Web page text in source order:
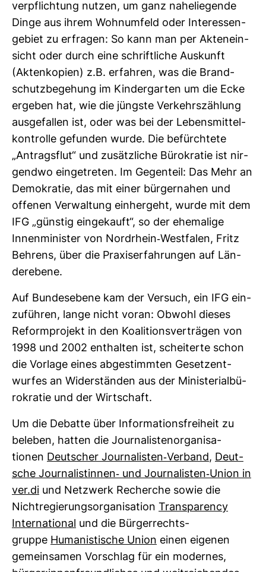
ver­pflich­tung nutzen, um ganz nahe­lie­gende
Dinge aus ihrem Wohn­um­feld oder Inter­es­sen­
ge­biet zu erfragen: So kann man per Akten­ein­
sicht oder durch eine schrift­liche Aus­kunft
(Akten­ko­pien) z.B. erfahren, was die Brand­
schutz­be­ge­hung im Kin­der­garten um die Ecke
ergeben hat, wie die jüngste Ver­kehrs­zäh­lung
aus­ge­fallen ist, oder was bei der Lebens­mit­tel­
kon­trolle gefunden wurde. Die befürch­tete
„Antrags­flut“ und zusätz­liche Büro­kratie ist nir­
gendwo ein­ge­treten. Im Gegen­teil: Das Mehr an
Demo­kratie, das mit einer bür­ger­nahen und
offenen Ver­wal­tung ein­her­geht, wurde mit dem
IFG „günstig ein­ge­kauft“, so der ehe­ma­lige
Innen­mi­nister von Nord­rhein-​West­falen, Fritz
Beh­rens, über die Pra­xis­er­fah­rungen auf Län­
der­ebene.
Auf Bun­des­ebene kam der Ver­such, ein IFG ein­
zu­führen, lange nicht voran: Obwohl dieses
Reform­pro­jekt in den Koali­ti­ons­ver­trägen von
1998 und 2002 ent­halten ist, schei­terte schon
die Vor­lage eines abge­stimmten Gesetz­ent­
wurfes an Wider­ständen aus der Minis­te­ri­al­bü­
ro­kratie und der Wirt­schaft.
Um die Debatte über Infor­ma­ti­ons­frei­heit zu
beleben, hatten die Jour­na­lis­ten­or­ga­ni­sa­
tionen Deut­scher Jour­na­listen-​Ver­band, Deut­
sche Jour­na­lis­tinnen-​ und Jour­na­listen-​Union in
ver.di und Netz­werk Recherche sowie die
Nicht­re­gie­rungs­or­ga­ni­sa­tion Trans­pa­rency
Inter­na­tional und die Bür­ger­rechts­
gruppe Huma­nis­ti­sche Union einen eigenen
gemein­samen Vor­schlag für ein modernes,